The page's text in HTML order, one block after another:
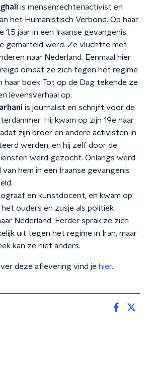
is mensenrechtenactivist en
het Humanistisch Verbond. Op haar
1,5 jaar in een Iraanse gevangenis
gemarteld werd. Ze vluchtte met
naar Nederland. Eenmaal hier
omdat ze zich tegen het regime
haar boek Tot op de Dag tekende ze
levensverhaal op.
is journalist en schrijft voor de
Hij kwam op zijn 19e naar
zijn broer en andere activisten in
werden, en hij zelf door de
werd gezocht. Onlangs werd
van hem in een Iraanse gevangenis
en kunstdocent, en kwam op
het ouders en zusje als politiek
Nederland. Eerder sprak ze zich
uit tegen het regime in Iran, maar
kan ze niet anders.
deze aflevering vind je hier.